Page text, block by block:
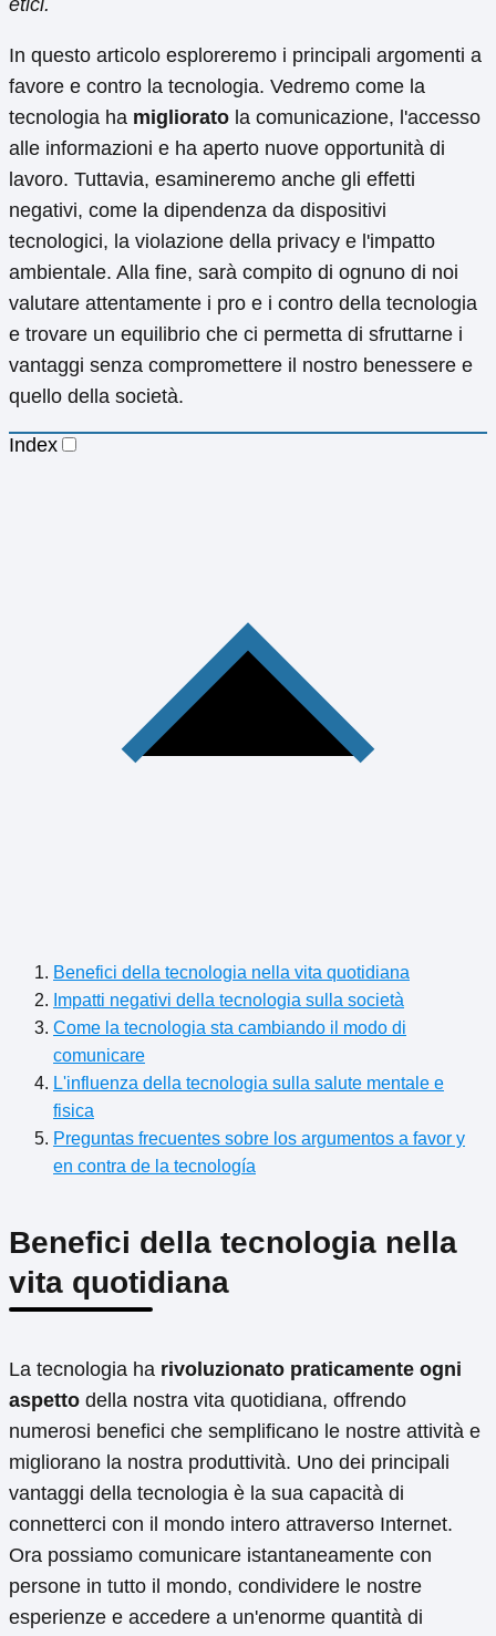
In questo articolo esploreremo i principali argomenti a
favore e contro la tecnologia. Vedremo come la
tecnologia ha migliorato la comunicazione, l'accesso
alle informazioni e ha aperto nuove opportunità di
lavoro. Tuttavia, esamineremo anche gli effetti
negativi, come la dipendenza da dispositivi
tecnologici, la violazione della privacy e l'impatto
ambientale. Alla fine, sarà compito di ognuno di noi
valutare attentamente i pro e i contro della tecnologia
e trovare un equilibrio che ci permetta di sfruttarne i
vantaggi senza compromettere il nostro benessere e
quello della società.
Index
Benefici della tecnologia nella vita quotidiana
Impatti negativi della tecnologia sulla società
Come la tecnologia sta cambiando il modo di
comunicare
L'influenza della tecnologia sulla salute mentale e
fisica
Preguntas frecuentes sobre los argumentos a favor y
en contra de la tecnología
Benefici della tecnologia nella
vita quotidiana
La tecnologia ha rivoluzionato praticamente ogni
aspetto della nostra vita quotidiana, offrendo
numerosi benefici che semplificano le nostre attività e
migliorano la nostra produttività. Uno dei principali
vantaggi della tecnologia è la sua capacità di
connetterci con il mondo intero attraverso Internet.
Ora possiamo comunicare istantaneamente con
persone in tutto il mondo, condividere le nostre
esperienze e accedere a un'enorme quantità di